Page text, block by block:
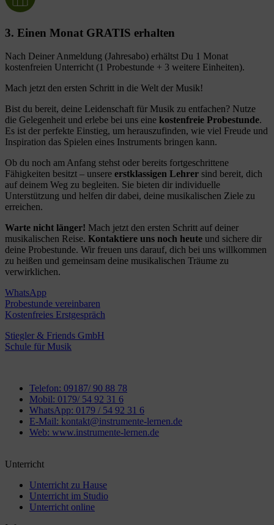
3. Einen Monat GRATIS erhalten
Nach Deiner Anmeldung (Jahresabo) erhältst Du 1 Monat
kostenfreien Unterricht (1 Probestunde + 3 weitere Einheiten).
Mach jetzt den ersten Schritt in die Welt der Musik!
Bist du bereit, deine Leidenschaft für Musik zu entfachen? Nutze
die Gelegenheit und erlebe bei uns eine kostenfreie Probestunde.
Es ist der perfekte Einstieg, um herauszufinden, wie viel Freude und
Inspiration das Spielen eines Instruments bringen kann.
Ob du noch am Anfang stehst oder bereits fortgeschrittene
Fähigkeiten besitzt – unsere erstklassigen Lehrer sind bereit, dich
auf deinem Weg zu begleiten. Sie bieten dir individuelle
Unterstützung und helfen dir dabei, deine musikalischen Ziele zu
erreichen.
Warte nicht länger! Mach jetzt den ersten Schritt auf deiner
musikalischen Reise. Kontaktiere uns noch heute und sichere dir
deine Probestunde. Wir freuen uns darauf, dich bei uns willkommen
zu heißen und gemeinsam deine musikalischen Träume zu
verwirklichen.
WhatsApp
Probestunde vereinbaren
Kostenfreies Erstgespräch
Stiegler & Friends GmbH
Schule für Musik
Telefon: 09187/ 90 88 78
Mobil: 0179/ 54 92 31 6
WhatsApp: 0179 / 54 92 31 6
E-Mail: kontakt@instrumente-lernen.de
Web: www.instrumente-lernen.de
Unterricht
Unterricht zu Hause
Unterricht im Studio
Unterricht online